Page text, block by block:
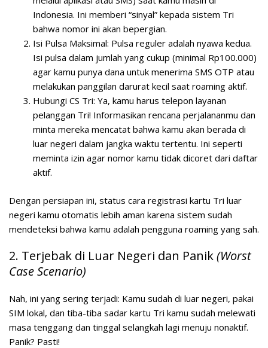
Indonesia. Ini memberi “sinyal” kepada sistem Tri
bahwa nomor ini akan bepergian.
Isi Pulsa Maksimal: Pulsa reguler adalah nyawa kedua.
Isi pulsa dalam jumlah yang cukup (minimal Rp100.000)
agar kamu punya dana untuk menerima SMS OTP atau
melakukan panggilan darurat kecil saat roaming aktif.
Hubungi CS Tri: Ya, kamu harus telepon layanan
pelanggan Tri! Informasikan rencana perjalananmu dan
minta mereka mencatat bahwa kamu akan berada di
luar negeri dalam jangka waktu tertentu. Ini seperti
meminta izin agar nomor kamu tidak dicoret dari daftar
aktif.
Dengan persiapan ini, status cara registrasi kartu Tri luar
negeri kamu otomatis lebih aman karena sistem sudah
mendeteksi bahwa kamu adalah pengguna roaming yang sah.
2. Terjebak di Luar Negeri dan Panik(Worst
Case Scenario)
Nah, ini yang sering terjadi: Kamu sudah di luar negeri, pakai
SIM lokal, dan tiba-tiba sadar kartu Tri kamu sudah melewati
masa tenggang dan tinggal selangkah lagi menuju nonaktif.
Panik? Pasti!